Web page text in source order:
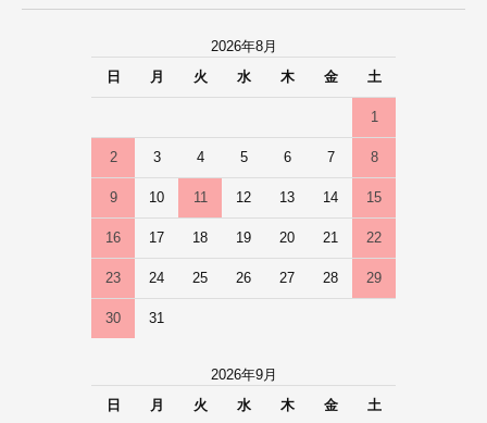
2026年8月
日
月 火 水 木 金 土
1
2 3 4 5 6 7 8
9 10 11 12 13 14 15
16 17 18 19 20 21 22
23 24 25 26 27 28 29
30 31
2026年9月
日
月 火 水 木 金 土